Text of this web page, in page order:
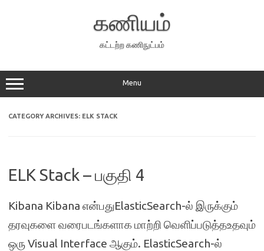
கணியம்
கட்டற்ற கணிநுட்பம்
Menu
CATEGORY ARCHIVES: ELK STACK
ELK Stack – பகுதி 4
Kibana Kibana என்பதுElasticSearch-ல் இருக்கும்
தரவுகளை வரைபடங்களாக மாற்றி வெளிப்படுத்தஉதவும்
ஒரு Visual Interface ஆகும். ElasticSearch-ல்